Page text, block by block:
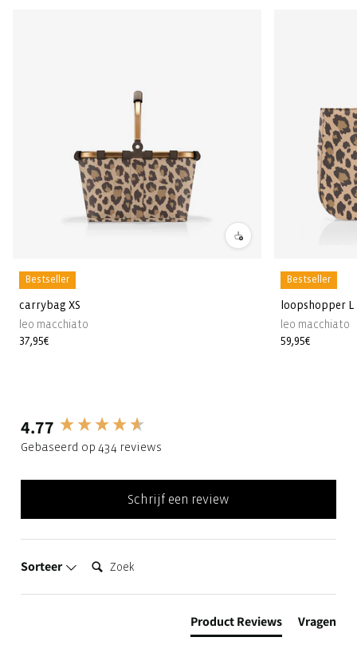
Bestseller
carrybag XS
leo macchiato
Normale
37,95€
Bestseller
loopshopper L
leo macchiato
Normale
59,95€
4.77
Gebaseerd op 434 reviews
Schrijf een review
Sorteer Zoek:
Product Reviews Vragen
New content loaded